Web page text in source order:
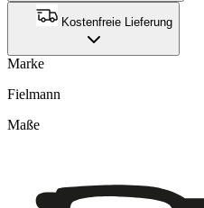
Kostenfreie Lieferung
Marke
Fielmann
Maße